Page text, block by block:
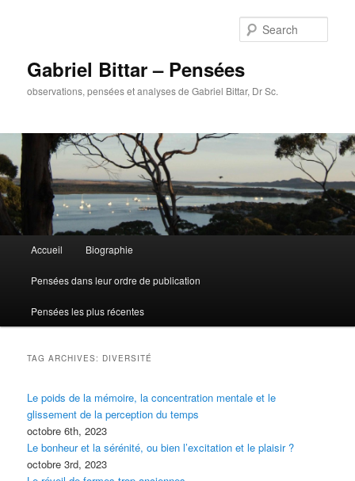
Gabriel Bittar – Pensées
observations, pensées et analyses de Gabriel Bittar, Dr Sc.
Skip to primary content
Skip to secondary content
Accueil Biographie
Pensées dans leur ordre de publication
Pensées les plus récentes
TAG ARCHIVES: DIVERSITÉ
Le poids de la mémoire, la concentration mentale et le
glissement de la perception du temps
octobre 6th, 2023
Le bonheur et la sérénité, ou bien l’excitation et le plaisir ?
octobre 3rd, 2023